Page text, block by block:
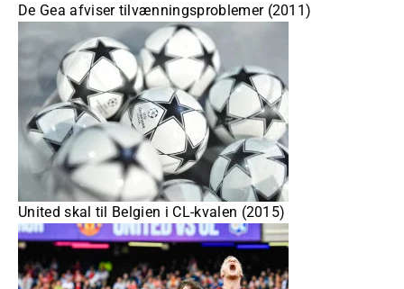
De Gea afviser tilvænningsproblemer (2011)
United skal til Belgien i CL-kvalen (2015)